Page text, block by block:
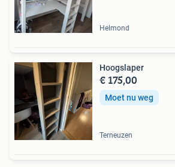
Helmond
Hoogslaper
€ 175,00
Moet nu weg
Terneuzen